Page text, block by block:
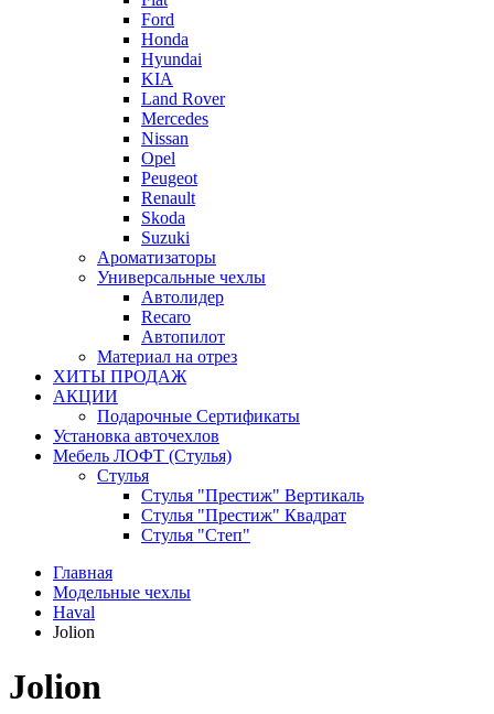
Ford
Honda
Hyundai
KIA
Land Rover
Mercedes
Nissan
Opel
Peugeot
Renault
Skoda
Suzuki
Ароматизаторы
Универсальные чехлы
Автолидер
Recaro
Автопилот
Материал на отрез
ХИТЫ ПРОДАЖ
АКЦИИ
Подарочные Сертификаты
Установка авточехлов
Мебель ЛОФТ (Стулья)
Стулья
Стулья "Престиж" Вертикаль
Стулья "Престиж" Квадрат
Стулья "Степ"
Главная
Модельные чехлы
Haval
Jolion
Jolion